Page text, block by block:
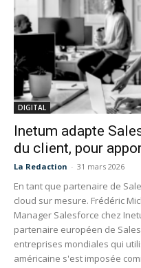
DIGITAL
Inetum adapte
du client, pour
La Redaction - 31 mars 2026
En tant que partenaire de
cloud sur mesure. Frédéric
Manager Salesforce chez
partenaire européen de
entreprises mondiales qui
américaine s'est imposée